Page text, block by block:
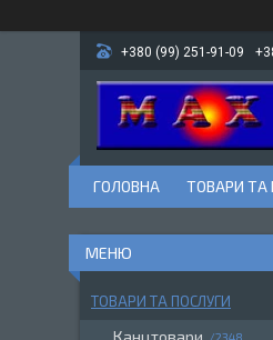
+380 (99) 251-91-09
ГОЛОВНА ТОВАРИ ТА
ТОВАРИ ТА ПОСЛУГИ
Канцтовари